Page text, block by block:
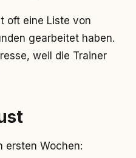
oft eine Liste von
gearbeitet haben.
weil die Trainer
ersten Wochen: